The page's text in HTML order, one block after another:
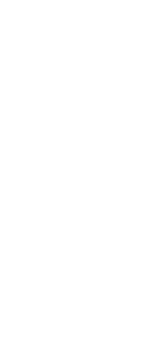
en tu tienda más